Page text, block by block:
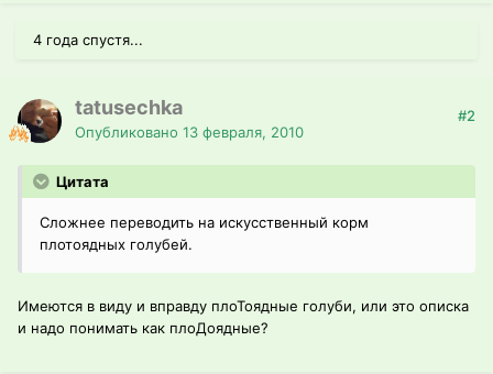
4 года спустя...
tatusechka
Опубликовано 13 февраля, 2010
#2
Цитата
Сложнее переводить на искусственный корм
плотоядных голубей.
Имеются в виду и вправду плоТоядные голуби, или это описка
и надо понимать как плоДоядные?